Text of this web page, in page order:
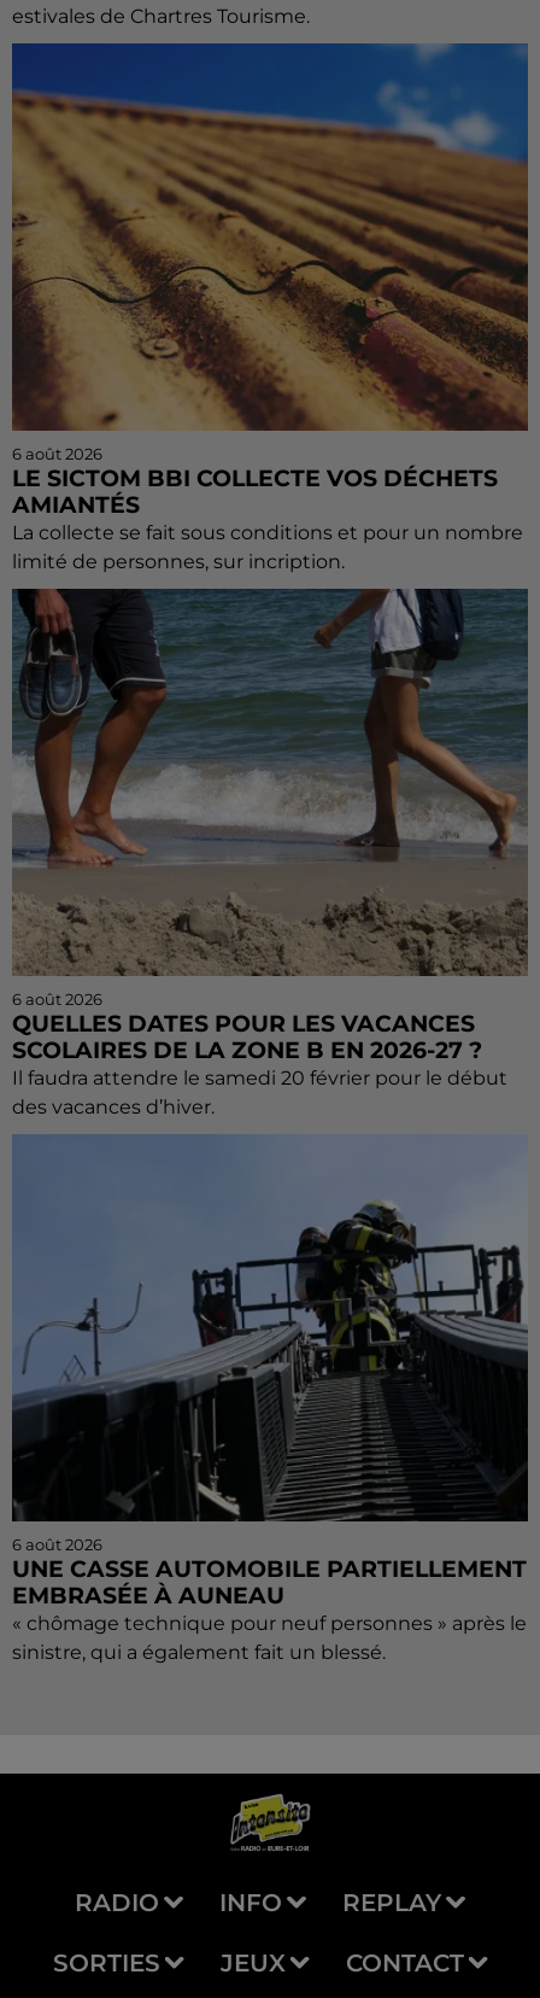
estivales de Chartres Tourisme.
6 août 2026
LE SICTOM BBI COLLECTE VOS DÉCHETS
AMIANTÉS
La collecte se fait sous conditions et pour un nombre
limité de personnes, sur incription.
6 août 2026
QUELLES DATES POUR LES VACANCES
SCOLAIRES DE LA ZONE B EN 2026-27 ?
Il faudra attendre le samedi 20 février pour le début
des vacances d’hiver.
6 août 2026
UNE CASSE AUTOMOBILE PARTIELLEMENT
EMBRASÉE À AUNEAU
« chômage technique pour neuf personnes » après le
sinistre, qui a également fait un blessé.
RADIO INFO REPLAY
SORTIES JEUX CONTACT